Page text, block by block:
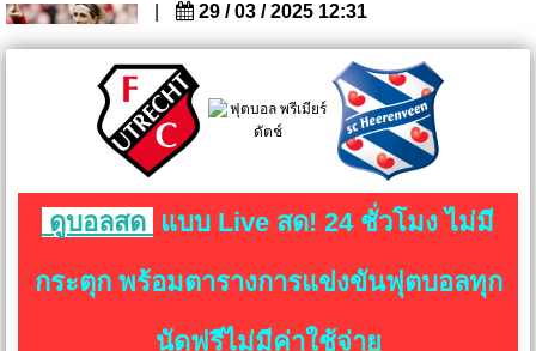
29 / 03 / 2025 12:31
ดูบอลสด แบบ Live สด! 24 ชั่วโมง ไม่มี
กระตุก พร้อมตารางการแข่งขันฟุตบอลทุก
นัดฟรีไม่มีค่าใช้จ่าย